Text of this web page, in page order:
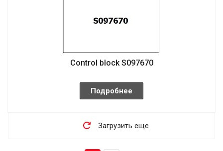
Control block S097670
Подробнее
Загрузить еще